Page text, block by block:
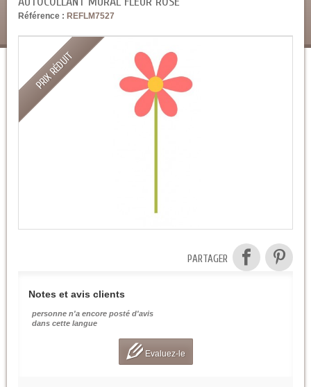
Référence : REFLM7527
PRIX RÉDUIT
PARTAGER
Notes et avis clients
personne n'a encore posté d'avis
dans cette langue
Evaluez-le